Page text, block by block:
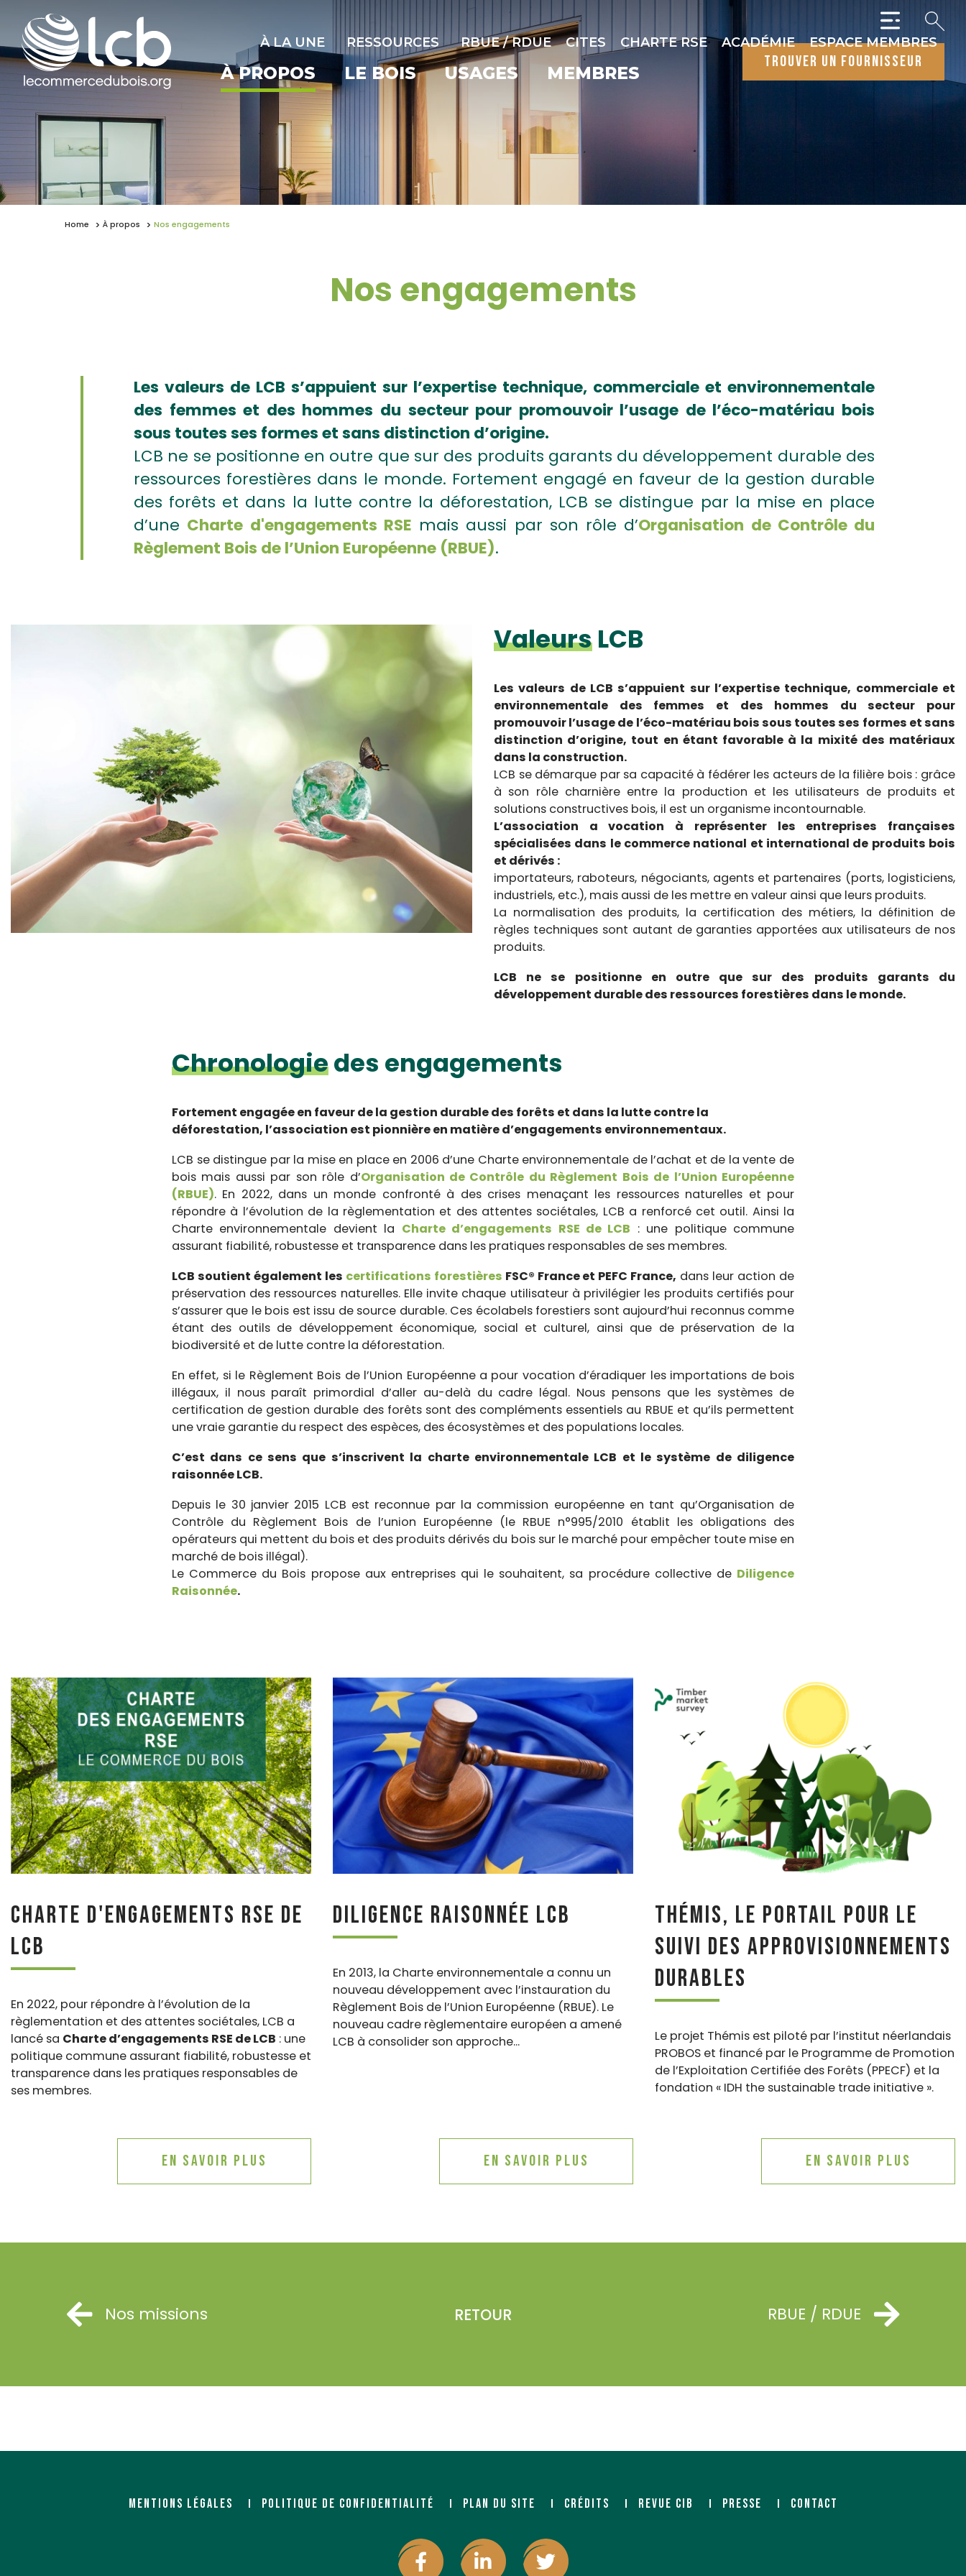
À LA UNE RESSOURCES RBUE / RDUE CITES CHARTE RSE ACADÉMIE ESPACE MEMBRES
À PROPOS LE BOIS USAGES MEMBRES
trouver un fournisseur
Home À propos Nos engagements
Nos engagements
Les valeurs de LCB s’appuient sur l’expertise technique, commerciale et environnementale
des femmes et des hommes du secteur pour promouvoir l’usage de l’éco-matériau bois
sous toutes ses formes et sans distinction d’origine.
LCB ne se positionne en outre que sur des produits garants du développement durable des
ressources forestières dans le monde. Fortement engagé en faveur de la gestion durable
des forêts et dans la lutte contre la déforestation, LCB se distingue par la mise en place
d’une Charte d'engagements RSE mais aussi par son rôle d’Organisation de Contrôle du
Règlement Bois de l’Union Européenne (RBUE).
ValeursLCB
Les valeurs de LCB s’appuient sur l’expertise technique, commerciale et
environnementale des femmes et des hommes du secteur pour
promouvoir l’usage de l’éco-matériau bois sous toutes ses formes et sans
distinction d’origine, tout en étant favorable à la mixité des matériaux
dans la construction.
LCB se démarque par sa capacité à fédérer les acteurs de la filière bois : grâce
à son rôle charnière entre la production et les utilisateurs de produits et
solutions constructives bois, il est un organisme incontournable.
L’association a vocation à représenter les entreprises françaises
spécialisées dans le commerce national et international de produits bois
et dérivés :
importateurs, raboteurs, négociants, agents et partenaires (ports, logisticiens,
industriels, etc.), mais aussi de les mettre en valeur ainsi que leurs produits.
La normalisation des produits, la certification des métiers, la définition de
règles techniques sont autant de garanties apportées aux utilisateurs de nos
produits.
LCB ne se positionne en outre que sur des produits garants du
développement durable des ressources forestières dans le monde.
Chronologiedes engagements
Fortement engagée en faveur de la gestion durable des forêts et dans la lutte contre la
déforestation, l’association est pionnière en matière d’engagements environnementaux.
LCB se distingue par la mise en place en 2006 d’une Charte environnementale de l’achat et de la vente de
bois mais aussi par son rôle d’Organisation de Contrôle du Règlement Bois de l’Union Européenne
(RBUE). En 2022, dans un monde confronté à des crises menaçant les ressources naturelles et pour
répondre à l’évolution de la règlementation et des attentes sociétales, LCB a renforcé cet outil. Ainsi la
Charte environnementale devient la Charte d’engagements RSE de LCB : une politique commune
assurant fiabilité, robustesse et transparence dans les pratiques responsables de ses membres.
LCB soutient également les certifications forestières FSC® France et PEFC France, dans leur action de
préservation des ressources naturelles. Elle invite chaque utilisateur à privilégier les produits certifiés pour
s’assurer que le bois est issu de source durable. Ces écolabels forestiers sont aujourd’hui reconnus comme
étant des outils de développement économique, social et culturel, ainsi que de préservation de la
biodiversité et de lutte contre la déforestation.
En effet, si le Règlement Bois de l’Union Européenne a pour vocation d’éradiquer les importations de bois
illégaux, il nous paraît primordial d’aller au-delà du cadre légal. Nous pensons que les systèmes de
certification de gestion durable des forêts sont des compléments essentiels au RBUE et qu’ils permettent
une vraie garantie du respect des espèces, des écosystèmes et des populations locales.
C’est dans ce sens que s’inscrivent la charte environnementale LCB et le système de diligence
raisonnée LCB.
Depuis le 30 janvier 2015 LCB est reconnue par la commission européenne en tant qu’Organisation de
Contrôle du Règlement Bois de l’union Européenne (le RBUE n°995/2010 établit les obligations des
opérateurs qui mettent du bois et des produits dérivés du bois sur le marché pour empêcher toute mise en
marché de bois illégal).
Le Commerce du Bois propose aux entreprises qui le souhaitent, sa procédure collective de Diligence
Raisonnée.
Charte d'engagements RSE de
LCB
En 2022, pour répondre à l’évolution de la
règlementation et des attentes sociétales, LCB a
lancé sa Charte d’engagements RSE de LCB : une
politique commune assurant fiabilité, robustesse et
transparence dans les pratiques responsables de
ses membres.
En savoir plus
Diligence Raisonnée LCB
En 2013, la Charte environnementale a connu un
nouveau développement avec l’instauration du
Règlement Bois de l’Union Européenne (RBUE). Le
nouveau cadre règlementaire européen a amené
LCB à consolider son approche...
En savoir plus
Thémis, le portail pour le
suivi des approvisionnements
durables
Le projet Thémis est piloté par l’institut néerlandais
PROBOS et financé par le Programme de Promotion
de l’Exploitation Certifiée des Forêts (PPECF) et la
fondation « IDH the sustainable trade initiative ».
En savoir plus
Nos missions RETOUR RBUE / RDUE
MENTIONS LÉGALES POLITIQUE DE CONFIDENTIALITÉ PLAN DU SITE CRÉDITS REVUE CIB PRESSE CONTACT